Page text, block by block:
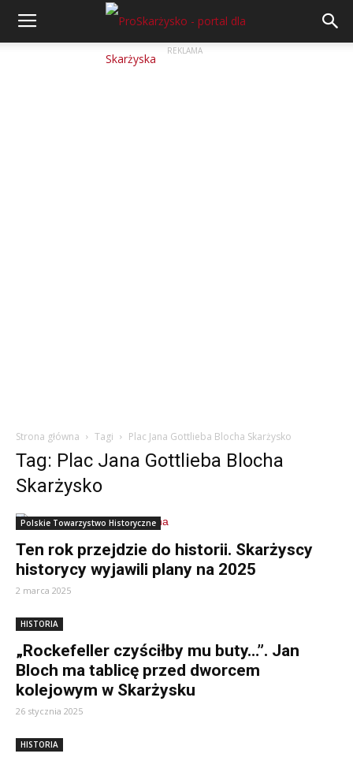
REKLAMA
Strona główna Tagi Plac Jana Gottlieba Blocha Skarżysko
Tag: Plac Jana Gottlieba Blocha
Skarżysko
Polskie Towarzystwo Historyczne
Ten rok przejdzie do historii. Skarżyscy
historycy wyjawili plany na 2025
2 marca 2025
HISTORIA
„Rockefeller czyściłby mu buty…”. Jan
Bloch ma tablicę przed dworcem
kolejowym w Skarżysku
26 stycznia 2025
HISTORIA